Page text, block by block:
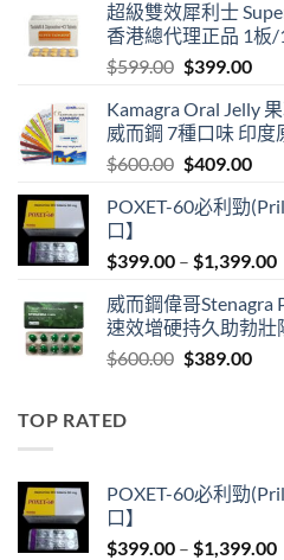
超級雙效犀利士
香港總代理正品 1板/
$599.00 Original
was:
$599.00.
$399.00
is:
Kamagra Oral Jelly
威而鋼 7種口味 印
$600.00 Original
was:
$409.00
is:
POXET-60必利勁
口】
$399.00 – $1,399.00
威而鋼偉哥Stenagra
速效增硬持久助勃壯
$600.00 Original
$389.00
TOP RATED
POXET-60必利勁
口】
$399.00 – $1,399.00